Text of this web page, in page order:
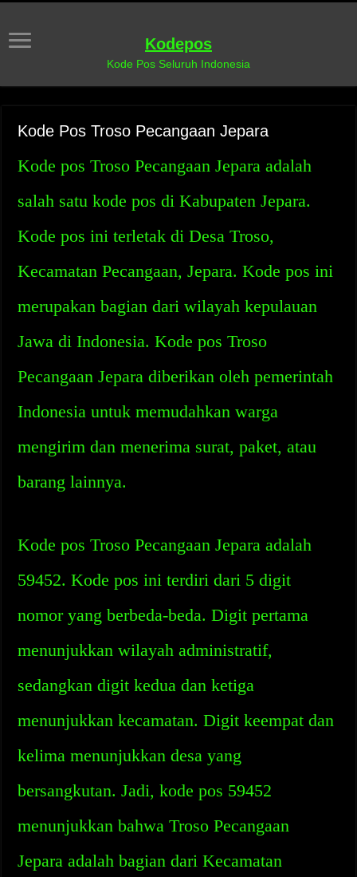
Kodepos
Kode Pos Seluruh Indonesia
Kode Pos Troso Pecangaan Jepara
Kode pos Troso Pecangaan Jepara adalah
salah satu kode pos di Kabupaten Jepara.
Kode pos ini terletak di Desa Troso,
Kecamatan Pecangaan, Jepara. Kode pos ini
merupakan bagian dari wilayah kepulauan
Jawa di Indonesia. Kode pos Troso
Pecangaan Jepara diberikan oleh pemerintah
Indonesia untuk memudahkan warga
mengirim dan menerima surat, paket, atau
barang lainnya.
Kode pos Troso Pecangaan Jepara adalah
59452. Kode pos ini terdiri dari 5 digit
nomor yang berbeda-beda. Digit pertama
menunjukkan wilayah administratif,
sedangkan digit kedua dan ketiga
menunjukkan kecamatan. Digit keempat dan
kelima menunjukkan desa yang
bersangkutan. Jadi, kode pos 59452
menunjukkan bahwa Troso Pecangaan
Jepara adalah bagian dari Kecamatan